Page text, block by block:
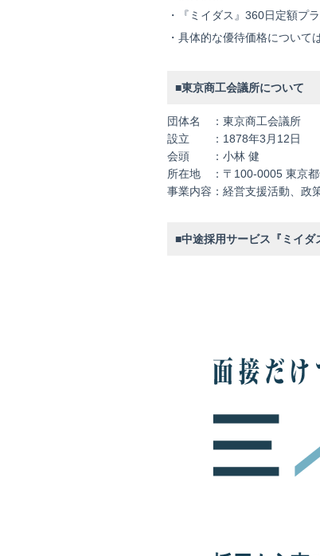
・『ミイダス』360日定額プ
・具体的な優待価格について
■東京商工会議所について
団体名
：東京商工会議所
設立
：1878年3月12日
会頭
：小林 健
所在地
：〒100-0005 東京
事業内容 ：経営支援活動、政
■中途採用サービス『ミイダ